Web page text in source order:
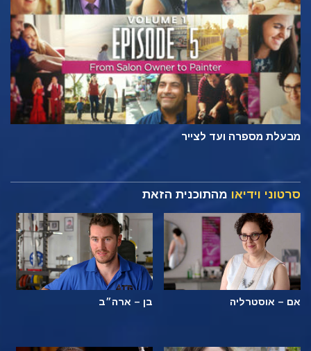
מבעלת מספרה ועד לצייר
סרטוני וידיאו מהתוכנית הזאת
אם – אוסטרליה בן – ארה״ב